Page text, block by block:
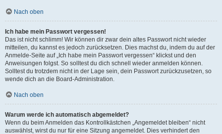
Nach oben
Ich habe mein Passwort vergessen!
Das ist nicht schlimm! Wir können dir zwar dein altes Passwort nicht wieder
mitteilen, du kannst es jedoch zurücksetzen. Dies machst du, indem du auf der
Anmelde-Seite auf „Ich habe mein Passwort vergessen“ klickst und den
Anweisungen folgst. So solltest du dich schnell wieder anmelden können.
Solltest du trotzdem nicht in der Lage sein, dein Passwort zurückzusetzen, so
wende dich an die Board-Administration.
Nach oben
Warum werde ich automatisch abgemeldet?
Wenn du beim Anmelden das Kontrollkästchen „Angemeldet bleiben“ nicht
auswählst, wirst du nur für eine Sitzung angemeldet. Dies verhindert den